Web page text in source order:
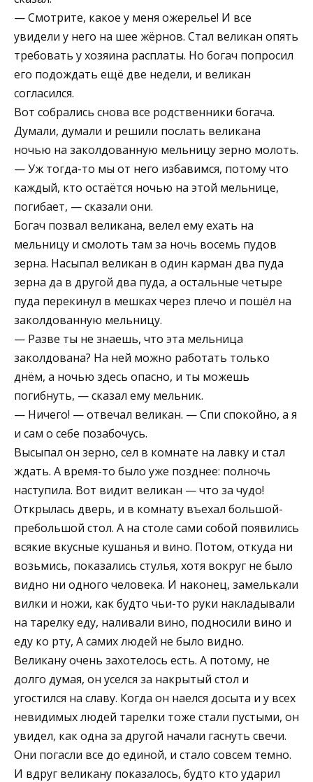
— Смотрите, какое у меня ожерелье! И все
увидели у него на шее жёрнов. Стал великан опять
требовать у хозяина расплаты. Но богач попросил
его подождать ещё две недели, и великан
согласился.
Вот собрались снова все родственники богача.
Думали, думали и решили послать великана
ночью на заколдованную мельницу зерно молоть.
— Уж тогда-то мы от него избавимся, потому что
каждый, кто остаётся ночью на этой мельнице,
погибает, — сказали они.
Богач позвал великана, велел ему ехать на
мельницу и смолоть там за ночь восемь пудов
зерна. Насыпал великан в один карман два пуда
зерна да в другой два пуда, а остальные четыре
пуда перекинул в мешках через плечо и пошёл на
заколдованную мельницу.
— Разве ты не знаешь, что эта мельница
заколдована? На ней можно работать только
днём, а ночью здесь опасно, и ты можешь
погибнуть, — сказал ему мельник.
— Ничего! — отвечал великан. — Спи спокойно, а я
и сам о себе позабочусь.
Высыпал он зерно, сел в комнате на лавку и стал
ждать. А время-то было уже позднее: полночь
наступила. Вот видит великан — что за чудо!
Открылась дверь, и в комнату въехал большой-
пребольшой стол. А на столе сами собой появились
всякие вкусные кушанья и вино. Потом, откуда ни
возьмись, показались стулья, хотя вокруг не было
видно ни одного человека. И наконец, замелькали
вилки и ножи, как будто чьи-то руки накладывали
на тарелку еду, наливали вино, подносили вино и
еду ко рту, А самих людей не было видно.
Великану очень захотелось есть. А потому, не
долго думая, он уселся за накрытый стол и
угостился на славу. Когда он наелся досыта и у всех
невидимых людей тарелки тоже стали пустыми, он
увидел, как одна за другой начали гаснуть свечи.
Они погасли все до единой, и стало совсем темно.
И вдруг великану показалось, будто кто ударил